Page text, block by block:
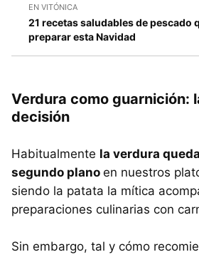
EN VITÓNICA
21 recetas saludables de pescado
preparar esta Navidad
Verdura como guarnición:
decisión
Habitualmente la verdura
segundo plano en nuestros
siendo la patata la mítica
preparaciones culinarias con
Sin embargo, tal y cómo